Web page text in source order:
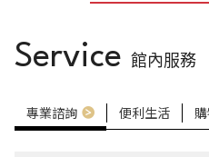
Service 館內服務
專業諮詢 便利生活